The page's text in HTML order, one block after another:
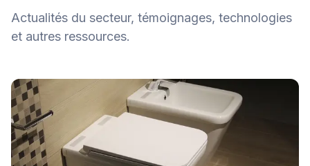
Actualités du secteur, témoignages, technologies
et autres ressources.